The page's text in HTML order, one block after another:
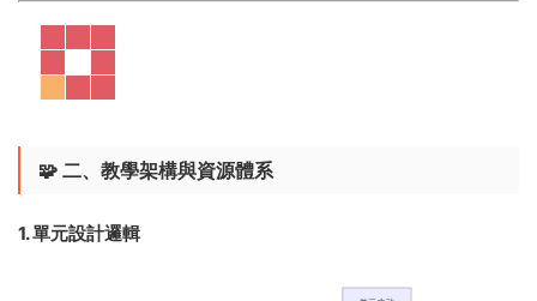
🧩 ​ 二、教學架構與資源體系
1. 單元設計邏輯